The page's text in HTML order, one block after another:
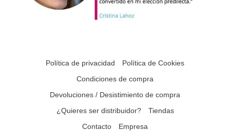
Política de privacidad
Política de Cookies
Condiciones de compra
Devoluciones / Desistimiento de compra
¿Quieres ser distribuidor?
Tiendas
Contacto
Empresa